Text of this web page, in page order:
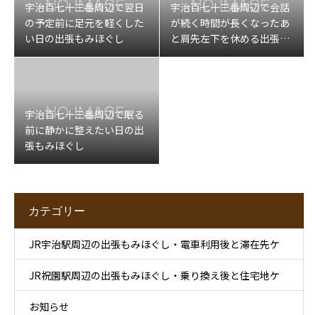
宇治百七十三番周辺で翌日
の予定前に足元を軽くした
い日の出張もみほぐし
宇治百七十三番周辺で会話
が続く時間が長くなったあ
と肩先左下を休める出張マ
ッサージ
宇治百七十三番周辺で眠る
前に静かに整えたい日の出
張もみほぐし
カテゴリー
JR宇治駅周辺の出張もみほぐし・電車利用後と滞在先ケ
ア
JR祝園駅周辺の出張もみほぐし・乗り換え後と住宅地ケ
ア
お知らせ